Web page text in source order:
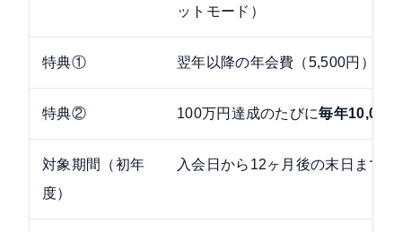
ットモード）
特典① 翌年以降の年会費（5,500円）が
特典② 100万円達成のたびに毎年10,000
対象期間（初年
度）
入会日から12ヶ月後の末日まで